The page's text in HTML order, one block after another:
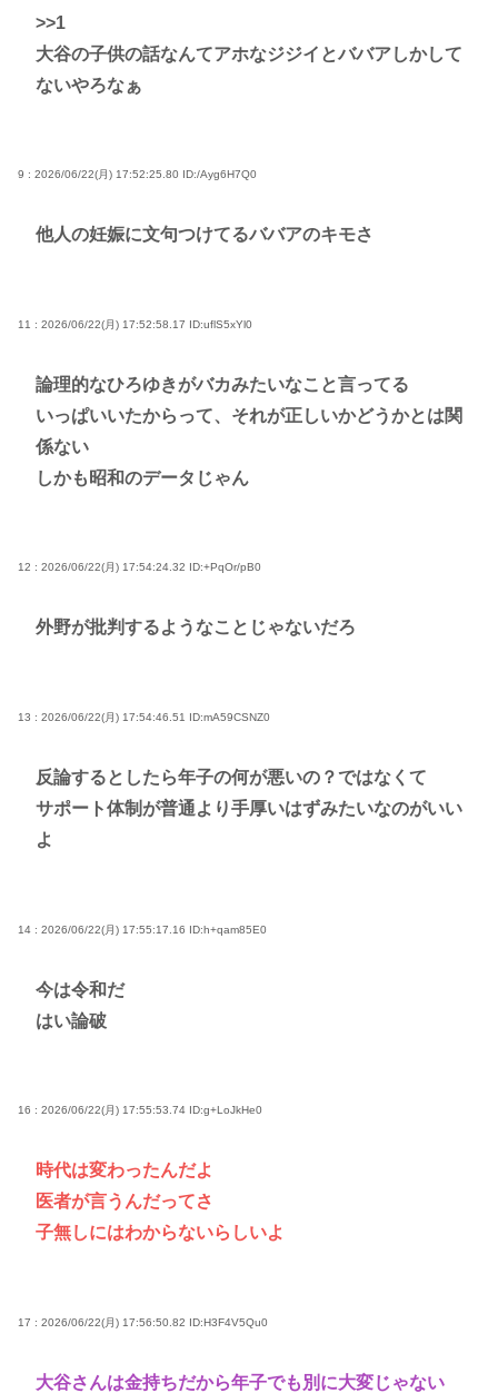
>>1
大谷の子供の話なんてアホなジジイとババアしかして
ないやろなぁ
9 : 2026/06/22(月) 17:52:25.80 ID:/Ayg6H7Q0
他人の妊娠に文句つけてるババアのキモさ
11 : 2026/06/22(月) 17:52:58.17 ID:uflS5xYl0
論理的なひろゆきがバカみたいなこと言ってる
いっぱいいたからって、それが正しいかどうかとは関
係ない
しかも昭和のデータじゃん
12 : 2026/06/22(月) 17:54:24.32 ID:+PqOr/pB0
外野が批判するようなことじゃないだろ
13 : 2026/06/22(月) 17:54:46.51 ID:mA59CSNZ0
反論するとしたら年子の何が悪いの？ではなくて
サポート体制が普通より手厚いはずみたいなのがいい
よ
14 : 2026/06/22(月) 17:55:17.16 ID:h+qam85E0
今は令和だ
はい論破
16 : 2026/06/22(月) 17:55:53.74 ID:g+LoJkHe0
時代は変わったんだよ
医者が言うんだってさ
子無しにはわからないらしいよ
17 : 2026/06/22(月) 17:56:50.82 ID:H3F4V5Qu0
大谷さんは金持ちだから年子でも別に大変じゃない